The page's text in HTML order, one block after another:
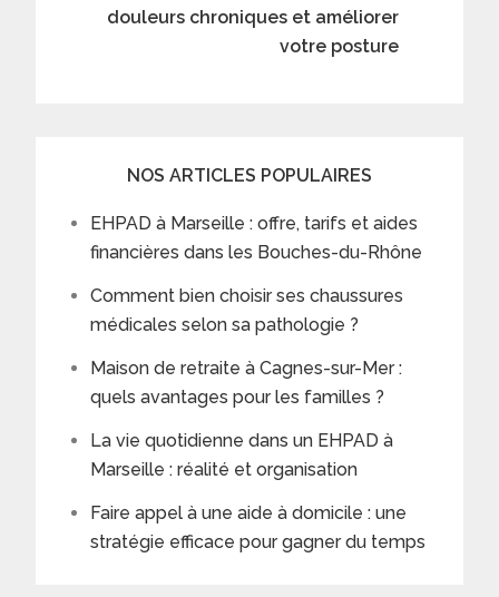
douleurs chroniques et améliorer
votre posture
NOS ARTICLES POPULAIRES
EHPAD à Marseille : offre, tarifs et aides
financières dans les Bouches-du-Rhône
Comment bien choisir ses chaussures
médicales selon sa pathologie ?
Maison de retraite à Cagnes-sur-Mer :
quels avantages pour les familles ?
La vie quotidienne dans un EHPAD à
Marseille : réalité et organisation
Faire appel à une aide à domicile : une
stratégie efficace pour gagner du temps